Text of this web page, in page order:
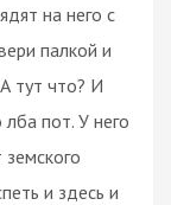
на него с
палкой и
тут что? И
пот. У него
и здесь и